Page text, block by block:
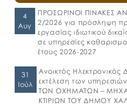
4
Αυγ
ΠΡΟΣΩΡΙΝΟΙ ΠΙΝΑΚΕΣ
2/2026 για πρόσληψη
εργασίας ιδιωτικού
σε υπηρεσίες
έτους 2026-2027
31
Ιούλ
Ανοικτός Ηλεκτρονικός
εκτέλεση των
ΤΩΝ ΟΧΗΜΑΤΩΝ –
ΚΤΙΡΙΩΝ ΤΟΥ ΔΗΜΟΥ